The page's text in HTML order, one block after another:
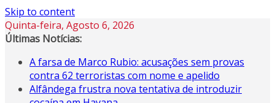
Skip to content
Quinta-feira, Agosto 6, 2026
Últimas Notícias:
A farsa de Marco Rubio: acusações sem provas
contra 62 terroristas com nome e apelido
Alfândega frustra nova tentativa de introduzir